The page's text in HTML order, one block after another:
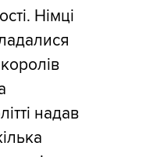
Німці
надав